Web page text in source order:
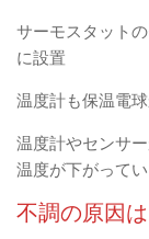
サーモスタット
に設置
温度計も保温電
温度計やセンサ
温度が下がって
不調の原因